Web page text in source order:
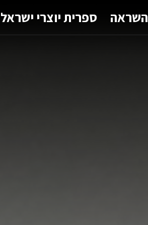
השראה ספרית יוצרי ישראל